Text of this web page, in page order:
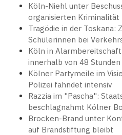
Köln-Niehl unter
organisierten Kriminalität
Tragödie in der Toskana:
Schülerinnen bei
Köln in
innerhalb von 48
Kölner Partymeile im
Polizei fahndet intensiv
Razzia im "Pascha":
beschlagnahmt Kölner
Brocken-Brand unter
auf Brandstiftung bleibt